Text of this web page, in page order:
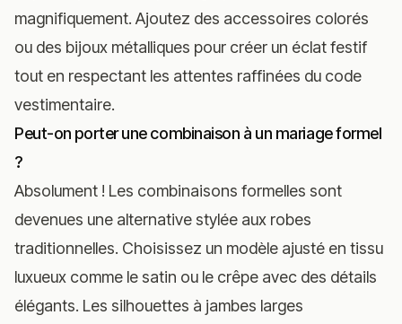
magnifiquement. Ajoutez des accessoires colorés
ou des bijoux métalliques pour créer un éclat festif
tout en respectant les attentes raffinées du code
vestimentaire.
Peut-on porter une combinaison à un mariage formel
?
Absolument ! Les combinaisons formelles sont
devenues une alternative stylée aux robes
traditionnelles. Choisissez un modèle ajusté en tissu
luxueux comme le satin ou le crêpe avec des détails
élégants. Les silhouettes à jambes larges